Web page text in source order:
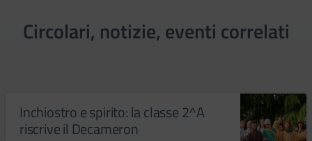
Circolari, notizie, eventi correlati
Inchiostro e spirito: la classe 2^A
riscrive il Decameron